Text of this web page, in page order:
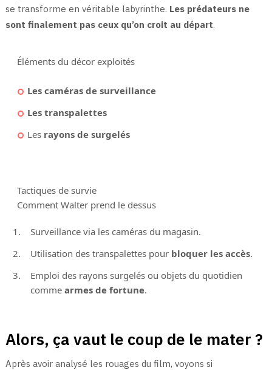
se transforme en véritable labyrinthe. Les prédateurs ne
sont finalement pas ceux qu’on croit au départ.
Éléments du décor exploités
Les caméras de surveillance
Les transpalettes
Les rayons de surgelés
Tactiques de survie
Comment Walter prend le dessus
Surveillance via les caméras du magasin.
Utilisation des transpalettes pour bloquer les accès.
Emploi des rayons surgelés ou objets du quotidien
comme armes de fortune.
Alors, ça vaut le coup de le mater ?
Après avoir analysé les rouages du film, voyons si